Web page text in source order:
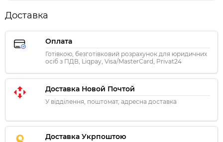
Доставка
Оплата
Готівкою, безготівковий розрахунок для юридичних
осіб з ПДВ, Liqpay, Visa/MasterCard, Privat24
Доставка Новой Почтой
У відділення, поштомат, адресна доставка
Доставка Укрпоштою